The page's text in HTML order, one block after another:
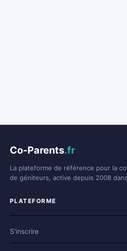
Co-Parents.fr
La plateforme de référence pour la
de géniteurs, active depuis 2008
PLATEFORME
S'inscrire